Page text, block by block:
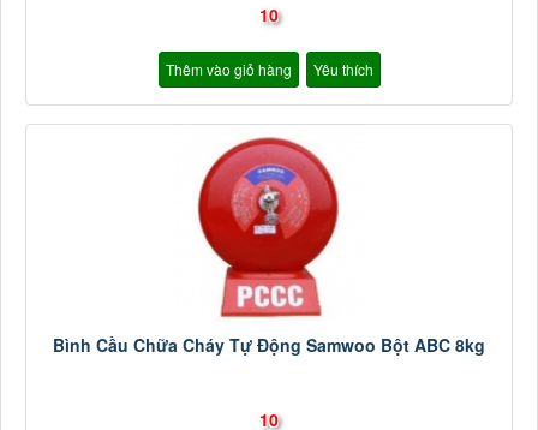
10
Thêm vào giỏ hàng Yêu thích
Bình Cầu Chữa Cháy Tự Động Samwoo Bột ABC 8kg
10